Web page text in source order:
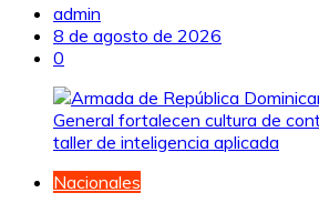
admin
8 de agosto de 2026
0
Nacionales